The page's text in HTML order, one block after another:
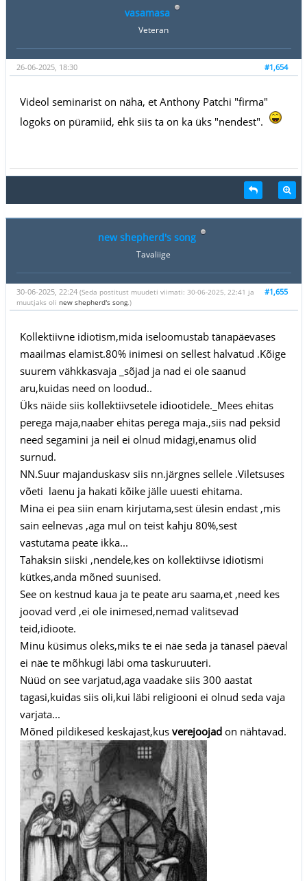
vasamasa
Veteran
#1,654
26-06-2025, 18:30
Videol seminarist on näha, et Anthony Patchi "firma"
logoks on püramiid, ehk siis ta on ka üks "nendest".
new shepherd's song
Tavaliige
#1,655
30-06-2025, 22:24 (Seda postitust muudeti viimati: 30-06-2025, 22:41 ja
muutjaks oli new shepherd's song.)
Kollektiivne idiotism,mida iseloomustab tänapäevases
maailmas elamist.80% inimesi on sellest halvatud .Kõige
suurem vähkkasvaja _sõjad ja nad ei ole saanud
aru,kuidas need on loodud..
Üks näide siis kollektiivsetele idiootidele._Mees ehitas
perega maja,naaber ehitas perega maja.,siis nad peksid
need segamini ja neil ei olnud midagi,enamus olid
surnud.
NN.Suur majanduskasv siis nn.järgnes sellele .Viletsuses
võeti laenu ja hakati kõike jälle uuesti ehitama.
Mina ei pea siin enam kirjutama,sest ülesin endast ,mis
sain eelnevas ,aga mul on teist kahju 80%,sest
vastutama peate ikka...
Tahaksin siiski ,nendele,kes on kollektiivse idiotismi
kütkes,anda mõned suunised.
See on kestnud kaua ja te peate aru saama,et ,need kes
joovad verd ,ei ole inimesed,nemad valitsevad
teid,idioote.
Minu küsimus oleks,miks te ei näe seda ja tänasel päeval
ei näe te mõhkugi läbi oma taskuruuteri.
Nüüd on see varjatud,aga vaadake siis 300 aastat
tagasi,kuidas siis oli,kui läbi religiooni ei olnud seda vaja
varjata...
Mõned pildikesed keskajast,kusverejoojadon nähtavad.